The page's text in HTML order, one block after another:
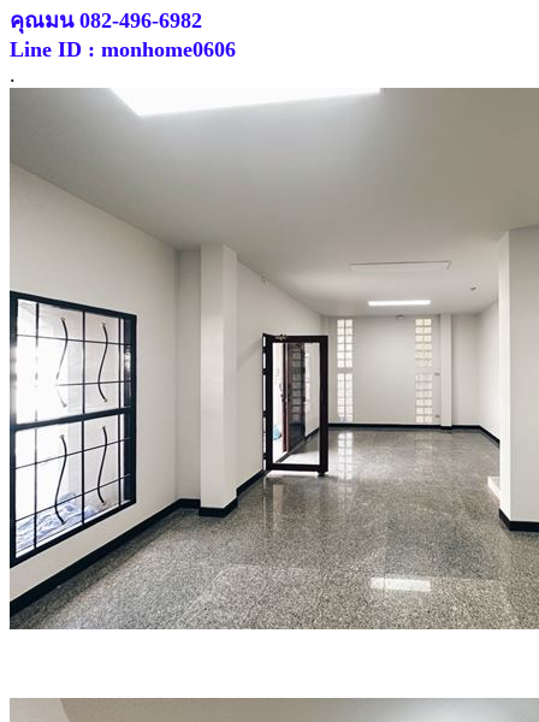
คุณมน 082-496-6982
Line ID : monhome0606
.